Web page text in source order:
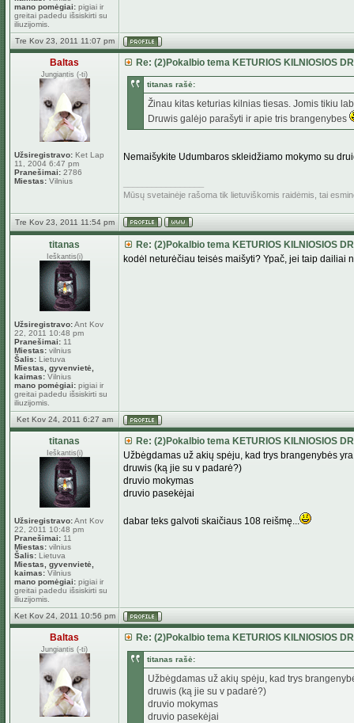
mano pomėgiai: pigiai ir
greitai padedu išsiskirti su
iliuzijomis.
Tre Kov 23, 2011 11:07 pm
Baltas
Jungiantis (-ti)
Užsiregistravo: Ket Lap
11, 2004 6:47 pm
Pranešimai: 2786
Miestas: Vilnius
Re: (2)Pokalbio tema KETURIOS KILNIOSIOS
titanas rašė:
Žinau kitas keturias kilnias tiesas. Jomis tikiu
Druwis galėjo parašyti ir apie tris brangenybes
Nemaišykite Udumbaros skleidžiamo mokymo su
Mūsų svetainėje rašoma tik lietuviškomis raidėmis, tai
Tre Kov 23, 2011 11:54 pm
titanas
Ieškantis(i)
Užsiregistravo:Ant Kov
22, 2011 10:48 pm
Pranešimai: 11
Miestas: vilnius
Šalis: Lietuva
Miestas, gyvenvietė,
kaimas: Vilnius
mano pomėgiai: pigiai ir
greitai padedu išsiskirti su
iliuzijomis.
Re: (2)Pokalbio tema KETURIOS KILNIOSIOS
kodėl neturėčiau teisės maišyti? Ypač, jei taip dailiai
Ket Kov 24, 2011 6:27 am
titanas
Ieškantis(i)
Užsiregistravo:Ant Kov
22, 2011 10:48 pm
Pranešimai: 11
Miestas: vilnius
Šalis: Lietuva
Miestas, gyvenvietė,
kaimas: Vilnius
mano pomėgiai: pigiai ir
greitai padedu išsiskirti su
iliuzijomis.
Re: (2)Pokalbio tema KETURIOS KILNIOSIOS
Užbėgdamas už akių spėju, kad trys brangenybės
druwis (ką jie su v padarė?)
druvio mokymas
druvio pasekėjai
dabar teks galvoti skaičiaus 108 reišmę...
Ket Kov 24, 2011 10:56 pm
Baltas
Jungiantis (-ti)
Re: (2)Pokalbio tema KETURIOS KILNIOSIOS
titanas rašė:
Užbėgdamas už akių spėju, kad trys
druwis (ką jie su v padarė?)
druvio mokymas
druvio pasekėjai